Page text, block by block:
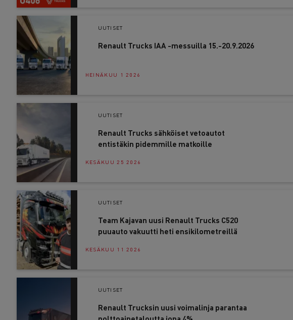
UUTISET
Renault Trucks IAA -messuilla 15.-20.9.2026
HEINÄKUU 1 2026
UUTISET
Renault Trucks sähköiset vetoautot
entistäkin pidemmille matkoille
KESÄKUU 25 2026
UUTISET
Team Kajavan uusi Renault Trucks C520
puuauto vakuutti heti ensikilometreillä
KESÄKUU 11 2026
UUTISET
Renault Trucksin uusi voimalinja parantaa